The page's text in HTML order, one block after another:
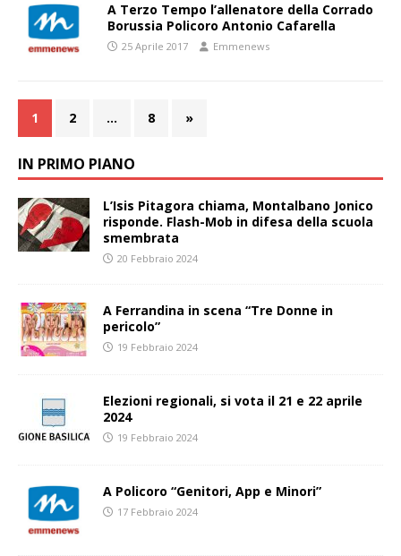
A Terzo Tempo l’allenatore della Corrado
Borussia Policoro Antonio Cafarella
25 Aprile 2017 Emmenews
1 2 … 8 »
IN PRIMO PIANO
L’Isis Pitagora chiama, Montalbano Jonico
risponde. Flash-Mob in difesa della scuola
smembrata
20 Febbraio 2024
A Ferrandina in scena “Tre Donne in
pericolo”
19 Febbraio 2024
Elezioni regionali, si vota il 21 e 22 aprile
2024
19 Febbraio 2024
A Policoro “Genitori, App e Minori”
17 Febbraio 2024